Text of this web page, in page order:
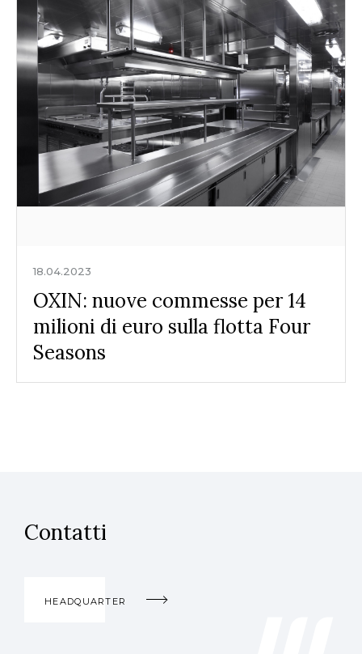
18.04.2023
OXIN: nuove commesse per 14
milioni di euro sulla flotta Four
Seasons
Contatti
HEADQUARTER